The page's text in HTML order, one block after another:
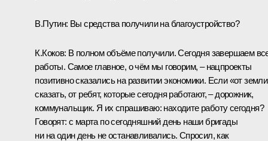
В.Путин: Вы средства получили на благоустройство?
К.Коков: В полном объёме получили. Сегодня завершаем
работы. Самое главное, о чём мы говорим, – нацпроекты
позитивно сказались на развитии экономики. Если «от
сказать, от ребят, которые сегодня работают, – дорожник,
коммунальщик. Я их спрашиваю: находите работу сегодня?
Говорят: с марта по сегодняшний день наши бригады
ни на один день не останавливались. Спросил, как